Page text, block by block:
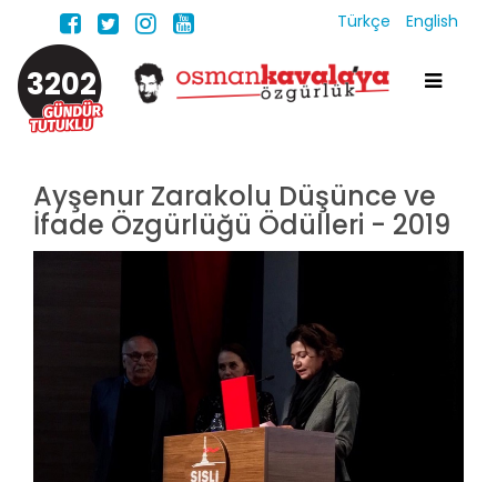
Türkçe English
3202
Ayşenur Zarakolu Düşünce ve
İfade Özgürlüğü Ödülleri - 2019